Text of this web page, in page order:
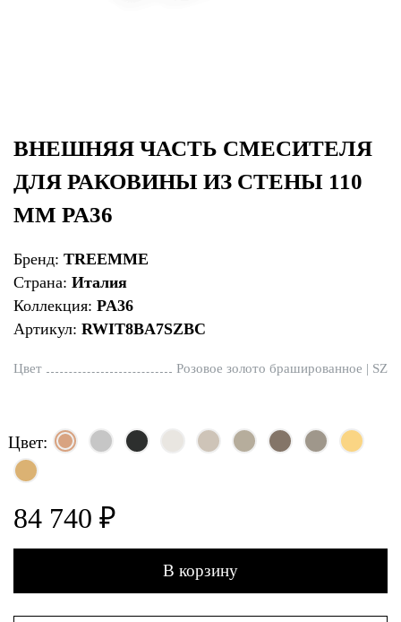
ВНЕШНЯЯ ЧАСТЬ СМЕСИТЕЛЯ
ДЛЯ РАКОВИНЫ ИЗ СТЕНЫ 110
ММ PA36
Бренд: TREEMME
Страна: Италия
Коллекция: PA36
Артикул: RWIT8BA7SZBC
Цвет Розовое золото брашированное | SZ
Цвет:
84 740 ₽
В корзину